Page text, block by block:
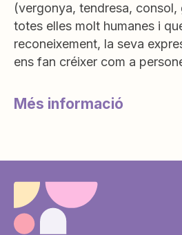
(vergonya, tendresa,
totes elles molt humanes i
reconeixement, la seva
ens fan créixer com a
Més informació